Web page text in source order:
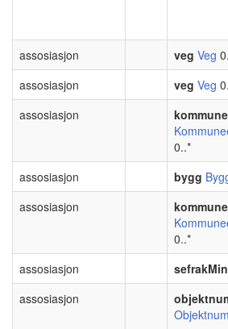
assosiasjon veg Veg
assosiasjon
veg Veg
assosiasjon
0..*
assosiasjon
bygg
assosiasjon
0..*
assosiasjon
assosiasjon